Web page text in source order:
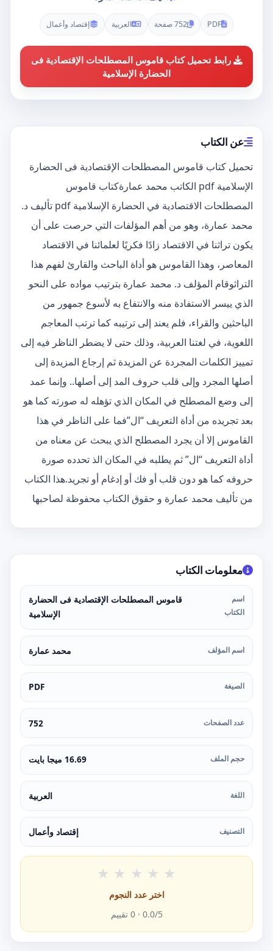
PDF 752 صفحة العربية إقتصاد وأعمال
رابط تحميل كتاب قاموس المصطلحات الإقتصادية فى
الحضارة الإسلامية
عن الكتاب
تحميل كتاب قاموس المصطلحات الإقتصادية فى الحضارة
الإسلامية pdf الكاتب محمد عمارةكتاب قاموس
المصطلحات الاقتصادية في الحضارة الإسلامية pdf تأليف د.
محمد عمارة، وهو من أهم المؤلفات التي حرصت على أن
يكون تراثنا في الاقتصاد زادًا فكريًا لعلمائنا في الاقتصاد
المعاصر، وهذا القاموس هو أداة الباحث والقارئ لفهم هذا
التراثوقام المؤلف د. محمد عمارة بترتيب مواده على النحو
الذي ييسر الاستفادة منه والانتفاع به لأسوع جمهور من
الباحثين والقراء، فلم يعند إلى ترتيبه كما ترتب المعاجم
اللغوية، في لغتنا العربية، وذلك حتى لا يضطر الناظر فيه إلى
تمييز الكلمات المجردة عن المزيدة ثم إرجاع المزيدة إلى
أصلها المجرد وإلى قلب حروف المد إلى أصلها.. وإنما عمد
إلى وضع المصطلح في المكان الذي تؤهله له صورته كما هو
بعد تجريده من أداة التعريف “ال”فما على الناظر في هذا
القاموس إلا أن يجرد المصطلح الذي يبحث عن معناه من
أداة التعريف “ال” ثم يطلبه في المكان الذ تحدده صورة
حروفه كما هو دون قلب أو فك أو إدغام أو تجريد.هذا الكتاب
من تأليف محمد عمارة و حقوق الكتاب محفوظة لصاحبها
معلومات الكتاب
اسم
الكتاب
قاموس المصطلحات الإقتصادية فى الحضارة
الإسلامية
اسم المؤلف محمد عمارة
الصيغة PDF
عدد الصفحات 752
حجم الملف 16.69 ميجا بايت
اللغة العربية
التصنيف إقتصاد وأعمال
★ ★ ★ ★ ★
اختر عدد النجوم
0.0/5 ·
0 تقييم